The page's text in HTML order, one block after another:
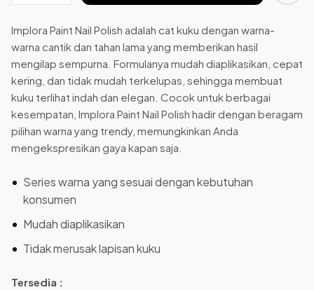
Implora Paint Nail Polish adalah cat kuku dengan warna-
warna cantik dan tahan lama yang memberikan hasil
mengilap sempurna. Formulanya mudah diaplikasikan, cepat
kering, dan tidak mudah terkelupas, sehingga membuat
kuku terlihat indah dan elegan. Cocok untuk berbagai
kesempatan, Implora Paint Nail Polish hadir dengan beragam
pilihan warna yang trendy, memungkinkan Anda
mengekspresikan gaya kapan saja.
Series warna yang sesuai dengan kebutuhan
konsumen
Mudah diaplikasikan
Tidak merusak lapisan kuku
Tersedia :